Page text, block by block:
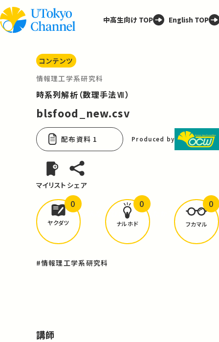
中高生向け TOP English TOP
コンテンツ
情報理工学系研究科
時系列解析（数理手法Ⅶ）
blsfood_new.csv
配布資料 1 Produced by
マイリスト シェア
どんな学びがありましたか？
ヤクダツ
0
ナルホド
0
フカマル
0
#情報理工学系研究科
講師